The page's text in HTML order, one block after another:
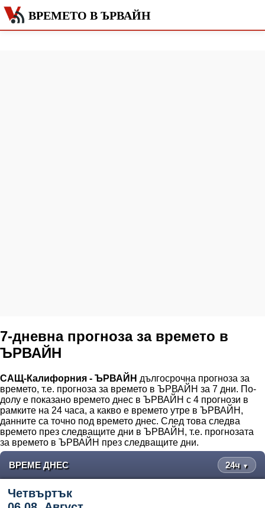
ВРЕМЕТО В ЪРВАЙН
7-дневна прогноза за времето в
ЪРВАЙН
САЩ-Калифорния - ЪРВАЙН дългосрочна прогноза за
времето, т.е. прогноза за времето в ЪРВАЙН за 7 дни. По-
долу е показано времето днес в ЪРВАЙН с 4 прогнози в
рамките на 24 часа, а какво е времето утре в ЪРВАЙН,
данните са точно под времето днес. След това следва
времето през следващите дни в ЪРВАЙН, т.е. прогнозата
за времето в ЪРВАЙН през следващите дни.
ВРЕМЕ ДНЕС 24ч ▼
Четвъртък